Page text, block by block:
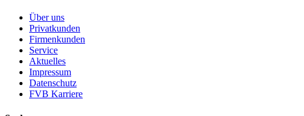
Über uns
Privatkunden
Firmenkunden
Service
Aktuelles
Impressum
Datenschutz
FVB Karriere